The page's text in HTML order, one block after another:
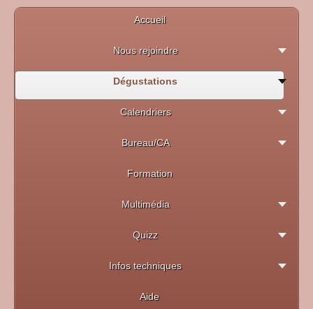
Accueil
Nous rejoindre
Dégustations
Calendriers
Bureau/CA
Formation
Multimédia
Quizz
Infos techniques
Aide